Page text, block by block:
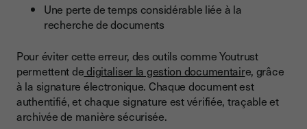
Une perte de temps considérable liée à la
recherche de documents
Pour éviter cette erreur, des outils comme Youtrust
permettent dedigitaliser la gestion documentaire, grâce
à la signature électronique. Chaque document est
authentifié, et chaque signature est vérifiée, traçable et
archivée de manière sécurisée.